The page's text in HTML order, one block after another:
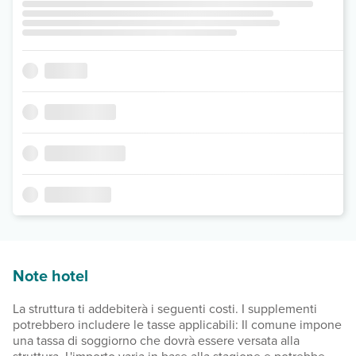
Note hotel
La struttura ti addebiterà i seguenti costi. I supplementi
potrebbero includere le tasse applicabili: Il comune impone
una tassa di soggiorno che dovrà essere versata alla